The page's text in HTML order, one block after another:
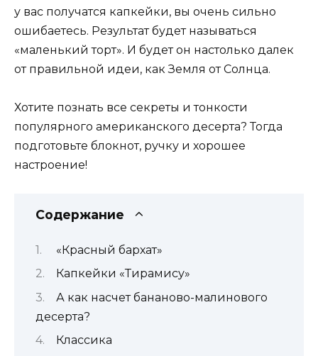
у вас получатся капкейки, вы очень сильно
ошибаетесь. Результат будет называться
«маленький торт». И будет он настолько далек
от правильной идеи, как Земля от Солнца.
Хотите познать все секреты и тонкости
популярного американского десерта? Тогда
подготовьте блокнот, ручку и хорошее
настроение!
Содержание
«Красный бархат»
Капкейки «Тирамису»
А как насчет бананово-малинового
десерта?
Классика